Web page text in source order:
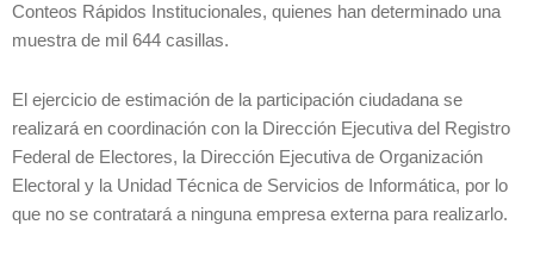
Conteos Rápidos Institucionales, quienes han determinado una
muestra de mil 644 casillas.
El ejercicio de estimación de la participación ciudadana se
realizará en coordinación con la Dirección Ejecutiva del Registro
Federal de Electores, la Dirección Ejecutiva de Organización
Electoral y la Unidad Técnica de Servicios de Informática, por lo
que no se contratará a ninguna empresa externa para realizarlo.